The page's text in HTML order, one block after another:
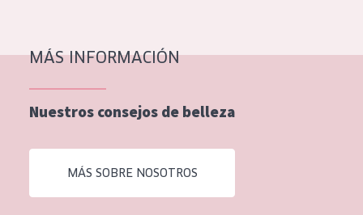
Piel expuesta al sol
Piel menopáusica
Todas las edades
Edad: de 35 a 55
MÁS INFORMACIÓN
Nuestros consejos de belleza
MÁS SOBRE NOSOTROS